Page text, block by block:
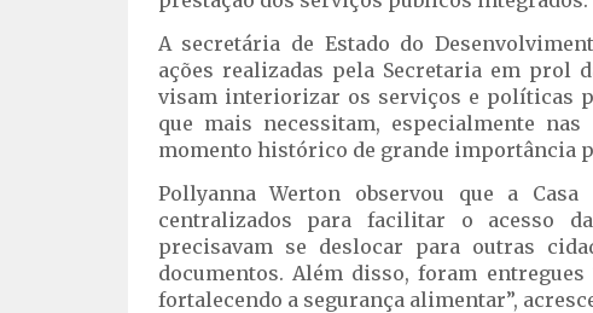
A secretária de Estado do
ações realizadas pela Secretaria em prol
visam interiorizar os serviços e políticas
que mais necessitam, especialmente
momento histórico de grande importância
Pollyanna Werton observou que a
centralizados para facilitar o acesso
precisavam se deslocar para outras
documentos. Além disso, foram
fortalecendo a segurança alimentar”,